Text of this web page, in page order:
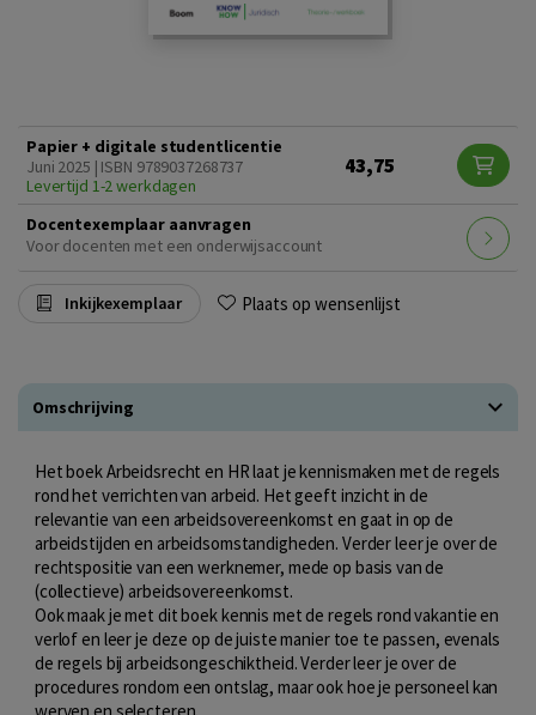
Papier + digitale studentlicentie
Juni 2025 | ISBN 9789037268737
Levertijd 1-2 werkdagen
43,75
Docentexemplaar aanvragen
Voor docenten met een onderwijsaccount
Inkijkexemplaar Plaats op wensenlijst
Omschrijving
Het boek Arbeidsrecht en HR laat je kennismaken met de regels
rond het verrichten van arbeid. Het geeft inzicht in de
relevantie van een arbeidsovereenkomst en gaat in op de
arbeidstijden en arbeidsomstandigheden. Verder leer je over de
rechtspositie van een werknemer, mede op basis van de
(collectieve) arbeidsovereenkomst.
Ook maak je met dit boek kennis met de regels rond vakantie en
verlof en leer je deze op de juiste manier toe te passen, evenals
de regels bij arbeidsongeschiktheid. Verder leer je over de
procedures rondom een ontslag, maar ook hoe je personeel kan